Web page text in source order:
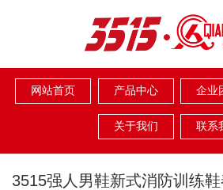
网站首页 产品中心 企业
关于我们 联系
3515强人男鞋新式消防训练